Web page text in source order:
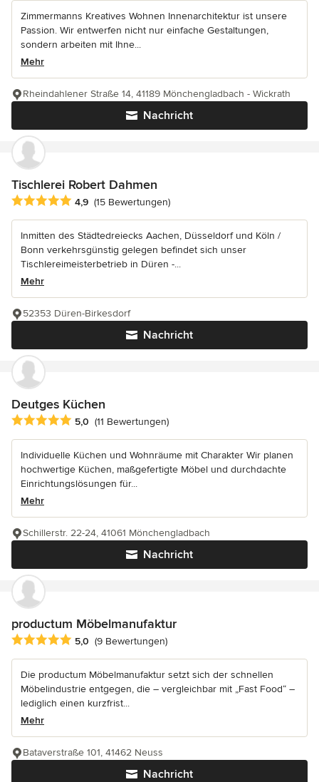
Zimmermanns Kreatives Wohnen Innenarchitektur ist unsere
Passion. Wir entwerfen nicht nur einfache Gestaltungen,
sondern arbeiten mit Ihne...
Mehr
Nachricht
Rheindahlener Straße 14, 41189 Mönchengladbach - Wickrath
Tischlerei Robert Dahmen
Durchschnittliche Bewertung: 4.9 von 5 Sternen
4,9 (15 Bewertungen)
Inmitten des Städtedreiecks Aachen, Düsseldorf und Köln /
Bonn verkehrsgünstig gelegen befindet sich unser
Tischlereimeisterbetrieb in Düren -...
Mehr
Nachricht
52353 Düren-Birkesdorf
Deutges Küchen
Durchschnittliche Bewertung: 5 von 5 Sternen
5,0 (11 Bewertungen)
Individuelle Küchen und Wohnräume mit Charakter Wir planen
hochwertige Küchen, maßgefertigte Möbel und durchdachte
Einrichtungslösungen für...
Mehr
Nachricht
Schillerstr. 22-24, 41061 Mönchengladbach
productum Möbelmanufaktur
Durchschnittliche Bewertung: 5 von 5 Sternen
5,0 (9 Bewertungen)
Die productum Möbelmanufaktur setzt sich der schnellen
Möbelindustrie entgegen, die – vergleichbar mit „Fast Food“ –
lediglich einen kurzfrist...
Mehr
Nachricht
Bataverstraße 101, 41462 Neuss